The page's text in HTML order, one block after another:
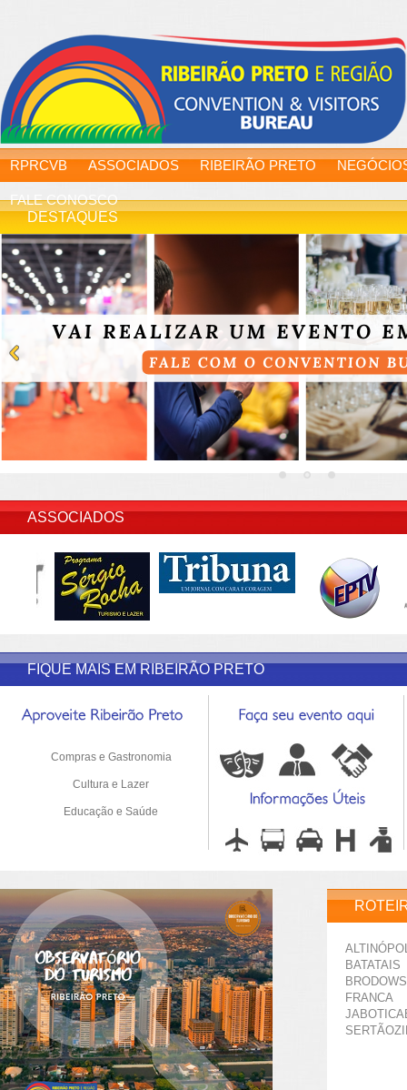
RPRCVB ASSOCIADOS RIBEIRÃO PRETO
FALE CONOSCO
DESTAQUES
ASSOCIADOS
FIQUE MAIS EM RIBEIRÃO PRETO
Compras e Gastronomia
Cultura e Lazer
Educação e Saúde
BATATAIS
FRANCA